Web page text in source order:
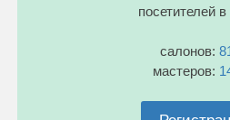
посетителей
салонов:
мастеров: